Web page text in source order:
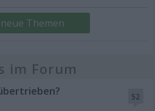
Themen
im Forum
52